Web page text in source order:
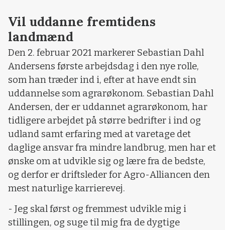
Vil uddanne fremtidens
landmænd
Den 2. februar 2021 markerer Sebastian Dahl
Andersens første arbejdsdag i den nye rolle,
som han træder ind i, efter at have endt sin
uddannelse som agrarøkonom. Sebastian Dahl
Andersen, der er uddannet agrarøkonom, har
tidligere arbejdet på større bedrifter i ind og
udland samt erfaring med at varetage det
daglige ansvar fra mindre landbrug, men har et
ønske om at udvikle sig og lære fra de bedste,
og derfor er driftsleder for Agro-Alliancen den
mest naturlige karrierevej.
- Jeg skal først og fremmest udvikle mig i
stillingen, og suge til mig fra de dygtige